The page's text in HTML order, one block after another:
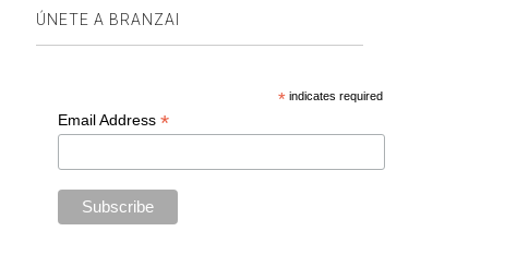
ÚNETE A BRANZAI
*indicates required
Email Address *